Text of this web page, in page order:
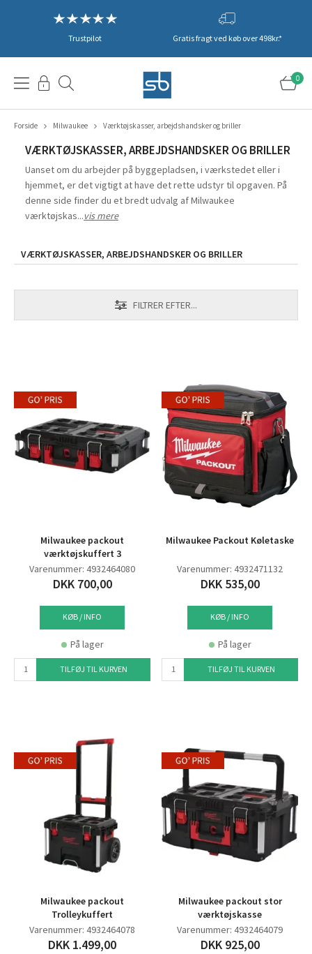
Trustpilot Gratis fragt ved køb over 498kr.*
0
Forside Milwaukee Værktøjskasser, arbejdshandsker og briller
VÆRKTØJSKASSER, ARBEJDSHANDSKER OG BRILLER
Uanset om du arbejder på byggepladsen, i værkstedet eller i
hjemmet, er det vigtigt at have det rette udstyr til opgaven. På
denne side finder du et bredt udvalg af Milwaukee
værktøjskas...vis mere
VÆRKTØJSKASSER, ARBEJDSHANDSKER OG BRILLER
FILTRER EFTER...
Milwaukee packout
værktøjskuffert 3
Varenummer: 4932464080
DKK 700,00
KØB / INFO
På lager
TILFØJ TIL KURVEN
Milwaukee Packout Køletaske
Varenummer: 4932471132
DKK 535,00
KØB / INFO
På lager
TILFØJ TIL KURVEN
Milwaukee packout
Trolleykuffert
Varenummer: 4932464078
DKK 1.499,00
Milwaukee packout stor
værktøjskasse
Varenummer: 4932464079
DKK 925,00